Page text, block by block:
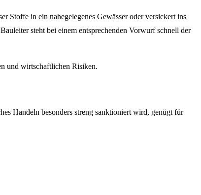
Stoffe in ein nahegelegenes Gewässer oder versickert ins
steht bei einem entsprechenden Vorwurf schnell der
und wirtschaftlichen Risiken.
Handeln besonders streng sanktioniert wird, genügt für